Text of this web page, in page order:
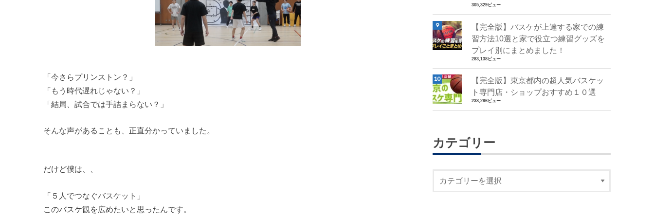
「今さらプリンストン？」
「もう時代遅れじゃない？」
「結局、試合では手詰まらない？」
そんな声があることも、正直分かっていました。
だけど僕は、、
「５人でつなぐバスケット」
このバスケ観を広めたいと思ったんです。
305,329ビュー
【完全版】バスケが上達する家での練
習方法10選と家で役立つ練習グッズを
プレイ別にまとめました！
283,138ビュー
【完全版】東京都内の超人気バスケッ
ト専門店・ショップおすすめ１０選
238,296ビュー
カテゴリー